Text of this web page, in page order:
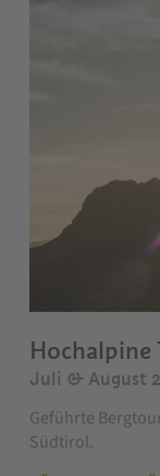
Hochalpine
Juli & August
Geführte
Südtirol.